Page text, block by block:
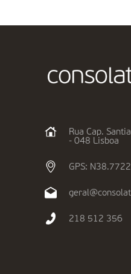
Rua Cap.
- 048 Lisboa
GPS:
218 512 356